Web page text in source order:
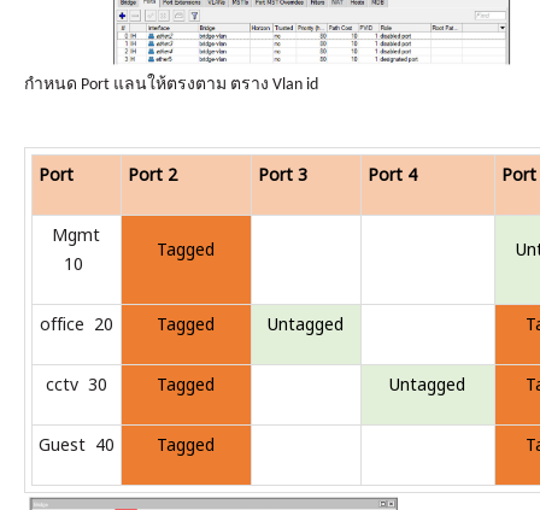
กำหนด Port แลนให้ตรงตาม ตราง Vlan id
Port Port 2 Port 3 Port 4 Port
Mgmt
10
Tagged
office 20 Tagged Untagged
cctv 30 Tagged Untagged
Guest 40 Tagged